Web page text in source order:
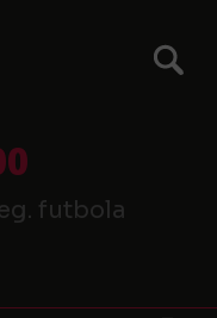
futbola